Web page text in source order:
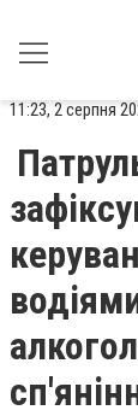
11:23, 2 серпня